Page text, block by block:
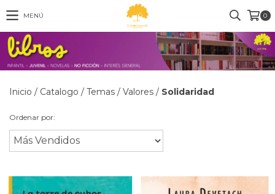
MENÚ 0
Inicio / Catalogo / Temas / Valores / Solidaridad
Ordenar por: